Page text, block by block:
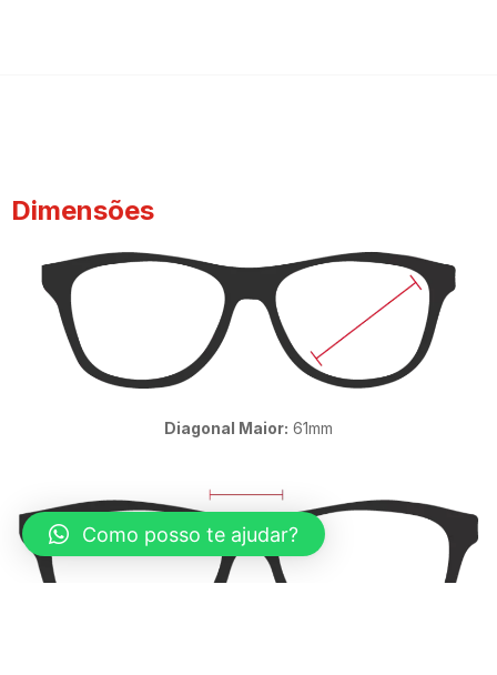
Dimensões
Diagonal Maior: 61mm
Como posso te ajudar?